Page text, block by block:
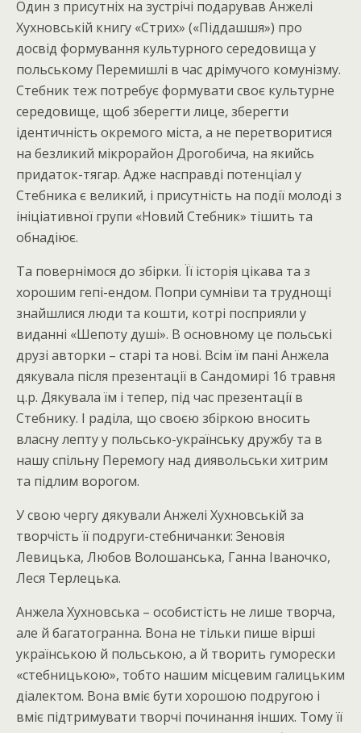
Один з присутніх на зустрічі подарував Анжелі
Хухновській книгу «Стрих» («Піддашшя») про
досвід формування культурного середовища у
польському Перемишлі в час дрімучого комунізму.
Стебник теж потребує формувати своє культурне
середовище, щоб зберегти лице, зберегти
ідентичність окремого міста, а не перетворитися
на безликий мікрорайон Дрогобича, на якийсь
придаток-тягар. Адже насправді потенціал у
Стебника є великий, і присутність на події молоді з
ініціативної групи «Новий Стебник» тішить та
обнадіює.
Та повернімося до збірки. Її історія цікава та з
хорошим гепі-ендом. Попри сумніви та труднощі
знайшлися люди та кошти, котрі посприяли у
виданні «Шепоту душі». В основному це польські
друзі авторки – старі та нові. Всім їм пані Анжела
дякувала після презентації в Сандомирі 16 травня
ц.р. Дякувала їм і тепер, під час презентації в
Стебнику. І раділа, що своєю збіркою вносить
власну лепту у польсько-українську дружбу та в
нашу спільну Перемогу над диявольськи хитрим
та підлим ворогом.
У свою чергу дякували Анжелі Хухновській за
творчість її подруги-стебничанки: Зеновія
Левицька, Любов Волошанська, Ганна Іваночко,
Леся Терлецька.
Анжела Хухновська – особистість не лише творча,
але й багатогранна. Вона не тільки пише вірші
українською й польською, а й творить гуморески
«стебницькою», тобто нашим місцевим галицьким
діалектом. Вона вміє бути хорошою подругою і
вміє підтримувати творчі починання інших. Тому її